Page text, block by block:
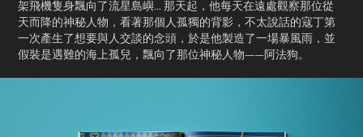
架飛機隻身飄向了流星島嶼... 那天起，他每天在遠處觀察那位從
天而降的神秘人物，看著那個人孤獨的背影，不太說話的寇丁第
一次產生了想要與人交談的念頭，於是他製造了一場暴風雨，並
假裝是遇難的海上孤兒，飄向了那位神秘人物——阿法狗。